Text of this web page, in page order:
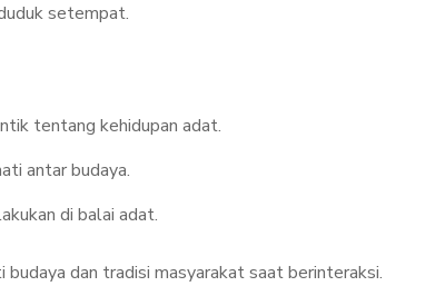
setempat.
tentang kehidupan adat.
antar budaya.
di balai adat.
dan tradisi masyarakat saat berinteraksi.